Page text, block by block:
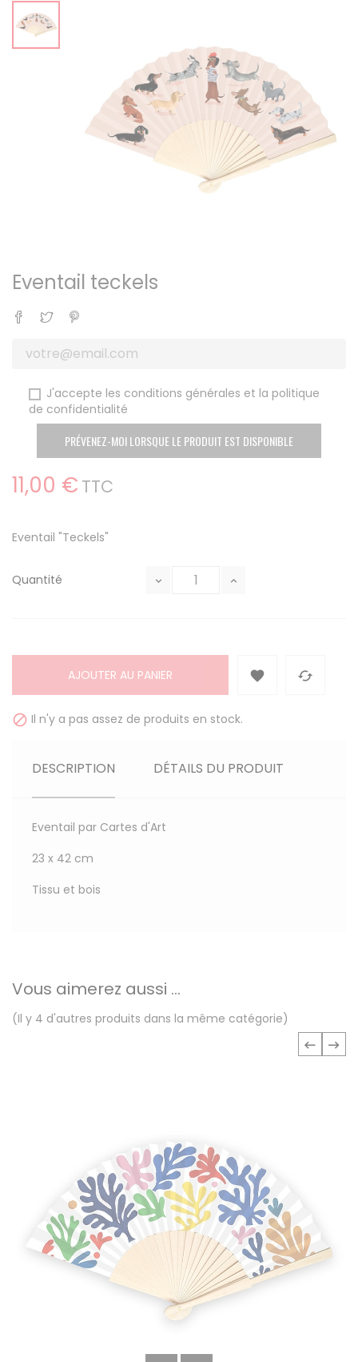
Eventail teckels
Partager
Tweet
J'accepte les conditions générales et la politique
de confidentialité
PRÉVENEZ-MOI LORSQUE LE PRODUIT EST DISPONIBLE
11,00 € TTC
Eventail "Teckels"
Quantité
AJOUTER AU PANIER  
 Il n'y a pas assez de produits en stock.
DESCRIPTION DÉTAILS DU PRODUIT
Eventail par Cartes d'Art
23 x 42 cm
Tissu et bois
Vous aimerez aussi ...
(Il y 4 d'autres produits dans la même catégorie)